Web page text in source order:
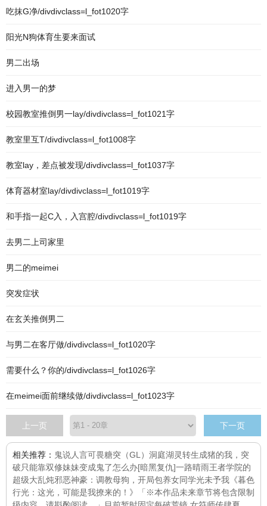
吃抹G净/divdivclass=l_fot1020字
阳光N狗体育生要来面试
男二出场
进入男一的梦
校园教室推倒男一lay/divdivclass=l_fot1021字
教室里互T/divdivclass=l_fot1008字
教室lay，差点被发现/divdivclass=l_fot1037字
体育器材室lay/divdivclass=l_fot1019字
和手指一起C入，入宫腔/divdivclass=l_fot1019字
去男二上司家里
男二的meimei
突发症状
在玄关推倒男二
与男二在客厅做/divdivclass=l_fot1020字
需要什么？你的/divdivclass=l_fot1026字
在meimei面前继续做/divdivclass=l_fot1023字
上一页 下一页
相关推荐： 鬼说人言可畏糖突（GL） 洞庭湖灵转生成猪的我，突
破只能靠双修妹妹变成鬼了怎么办[暗黑复仇]一路晴雨王者学院的
超级大乱炖邪恶神豪：调教母狗，开局包养女同学光未予我 《暮色
行光：这光，可能是我撩来的！》「※本作品未来章节将包含限制